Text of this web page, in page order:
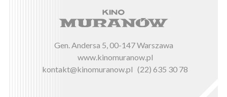
Gen. Andersa 5, 00-147 Warszawa
www.kinomuranow.pl
kontakt@kinomuranow.pl (22) 635 30 78